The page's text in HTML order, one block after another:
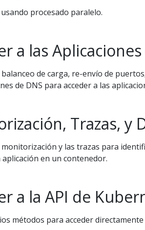
usando procesado paralelo.
a las
de carga, re-envío de
de DNS para acceder a las
Trazas, y
y las trazas para
en un contenedor.
a la API de
métodos para acceder directamente